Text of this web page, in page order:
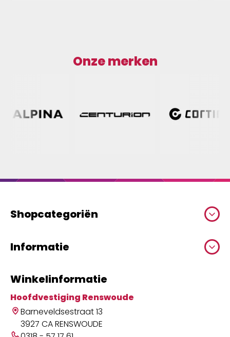
Onze merken
Shopcategoriën
Informatie
Winkelinformatie
Hoofdvestiging Renswoude
Barneveldsestraat 13
3927 CA RENSWOUDE